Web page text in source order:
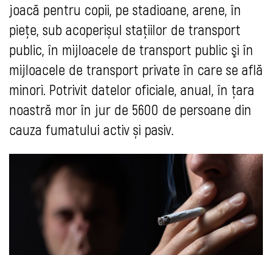
joacă pentru copii, pe stadioane, arene, în
piețe, sub acoperișul stațiilor de transport
public, în mijloacele de transport public şi în
mijloacele de transport private în care se află
minori. Potrivit datelor oficiale, anual, în țara
noastră mor în jur de 5600 de persoane din
cauza fumatului activ și pasiv.